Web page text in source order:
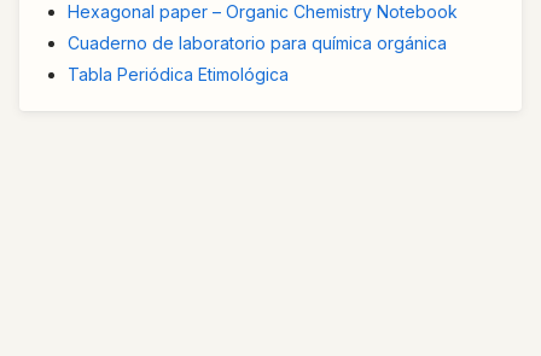
Hexagonal paper – Organic Chemistry Notebook
Cuaderno de laboratorio para química orgánica
Tabla Periódica Etimológica